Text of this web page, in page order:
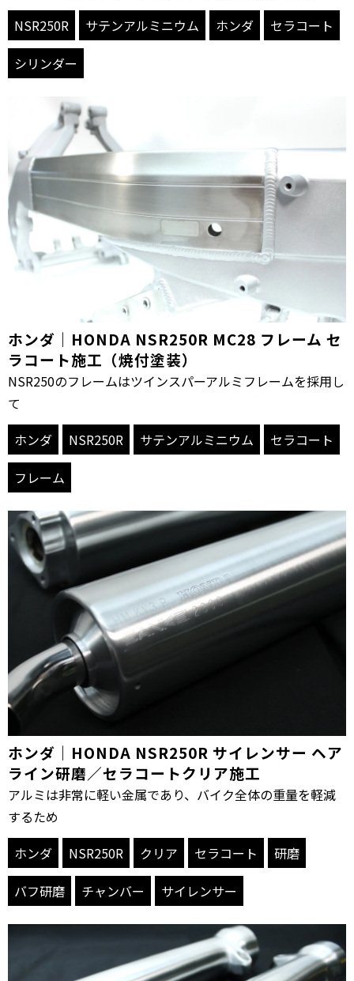
NSR250R
サテンアルミニウム ホンダ
セラコート
シリンダー
ホンダ｜HONDA NSR250R MC28 フレーム セ
ラコート施工（焼付塗装）
NSR250のフレームはツインスパーアルミフレームを採用し
て
ホンダ
NSR250R サテンアルミニウム
セラコート
フレーム
ホンダ｜HONDA NSR250R サイレンサー ヘア
ライン研磨／セラコートクリア施工
アルミは非常に軽い金属であり、バイク全体の重量を軽減
するため
ホンダ
NSR250R クリア セラコート
研磨
バフ研磨
チャンバー サイレンサー